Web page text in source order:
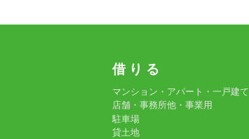
借 り る
マンション・アパート・一戸建て
店舗・事務所他・事業用
駐車場
貸土地